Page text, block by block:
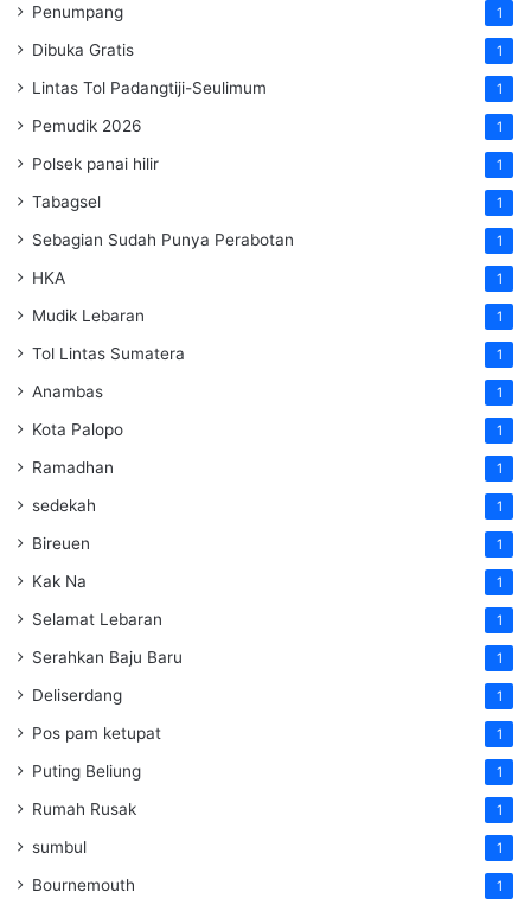
Penumpang 1
Dibuka Gratis 1
Lintas Tol Padangtiji-Seulimum 1
Pemudik 2026 1
Polsek panai hilir 1
Tabagsel 1
Sebagian Sudah Punya Perabotan 1
HKA 1
Mudik Lebaran 1
Tol Lintas Sumatera 1
Anambas 1
Kota Palopo 1
Ramadhan 1
sedekah 1
Bireuen 1
Kak Na 1
Selamat Lebaran 1
Serahkan Baju Baru 1
Deliserdang 1
Pos pam ketupat 1
Puting Beliung 1
Rumah Rusak 1
sumbul 1
Bournemouth 1